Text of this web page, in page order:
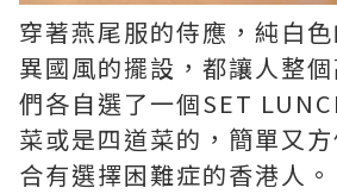
穿著燕尾服的侍應，純白
異國風的擺設，都讓人整
們各自選了一個SET
菜或是四道菜的，簡單又
合有選擇困難症的香港人。